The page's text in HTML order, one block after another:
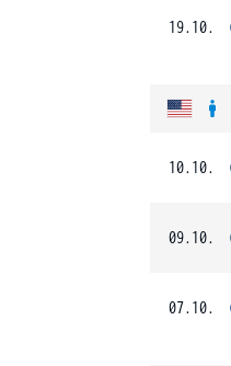
19.10.
10.10.
09.10.
07.10.